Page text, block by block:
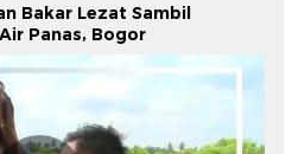
Bakar Lezat Sambil
Panas, Bogor